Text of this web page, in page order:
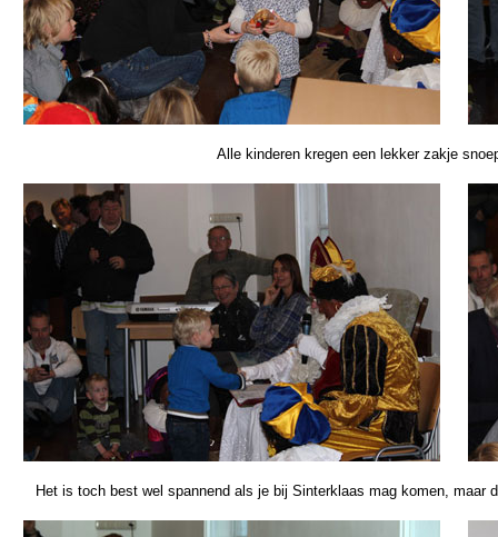
Alle kinderen kregen een lekker zakje
Het is toch best wel spannend als je bij Sinterklaas mag komen, maar